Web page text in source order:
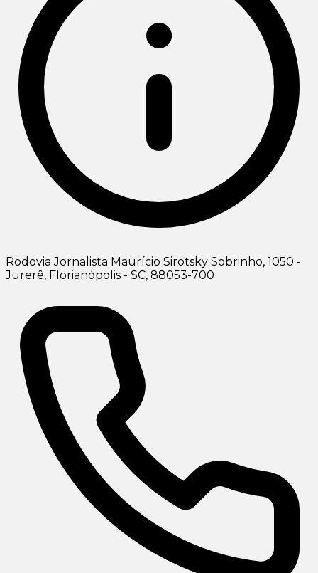
Rodovia Jornalista Maurício Sirotsky Sobrinho, 1050 -
Jurerê, Florianópolis - SC, 88053-700